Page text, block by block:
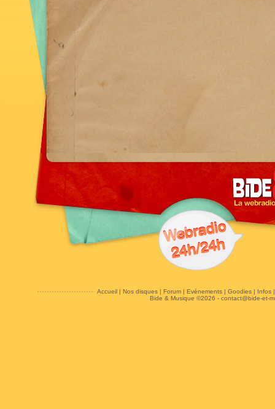
Accueil| Nos disques| Forum| Evénements| Goodies| Infos
Bide & Musique ©2026 - contact@bide-et-